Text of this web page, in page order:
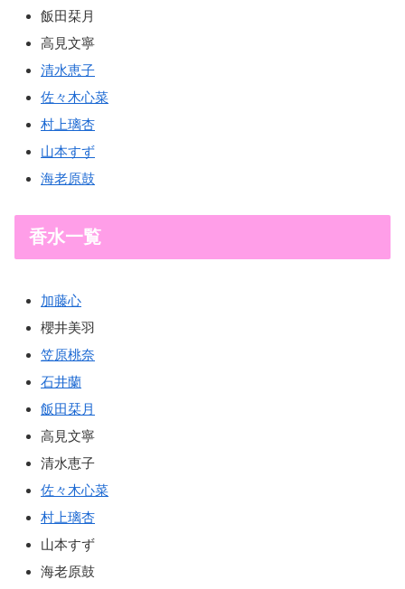
飯田栞月
高見文寧
清水恵子
佐々木心菜
村上璃杏
山本すず
海老原鼓
香水一覧
加藤心
櫻井美羽
笠原桃奈
石井蘭
飯田栞月
高見文寧
清水恵子
佐々木心菜
村上璃杏
山本すず
海老原鼓